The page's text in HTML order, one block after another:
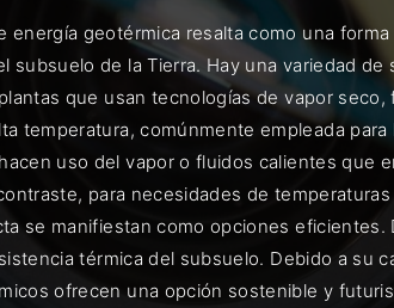
energía geotérmica resalta como una
subsuelo de la Tierra. Hay una variedad
que usan tecnologías de vapor
temperatura, comúnmente empleada
uso del vapor o fluidos calientes que
para necesidades de
se manifiestan como opciones
térmica del subsuelo. Debido a su
ofrecen una opción sostenible y
ENTRAR